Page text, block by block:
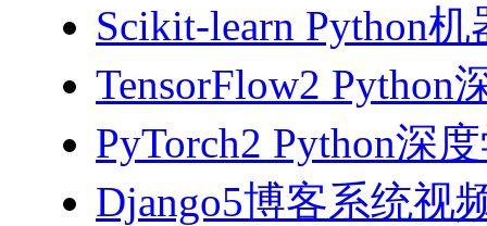
Scikit-learn Python
TensorFlow2 Python
PyTorch2 Python深
Django5博客系统视